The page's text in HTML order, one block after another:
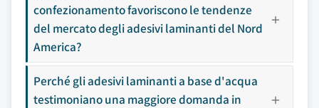
confezionamento favoriscono le tendenze
del mercato degli adesivi laminanti del Nord
America?
Perché gli adesivi laminanti a base d'acqua
testimoniano una maggiore domanda in